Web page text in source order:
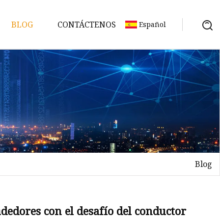
BLOG CONTÁCTENOS Español
Blog
con el desafío del conductor